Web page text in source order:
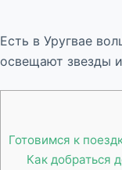
Есть в Уругвае
освещают звезды
Готовимся к
Как добраться